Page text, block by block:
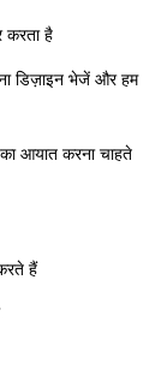
करता है
डिज़ाइन भेजें और हम
आयात करना चाहते
हैं